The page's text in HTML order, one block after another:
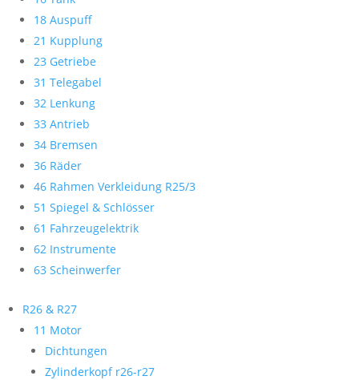
18 Auspuff
21 Kupplung
23 Getriebe
31 Telegabel
32 Lenkung
33 Antrieb
34 Bremsen
36 Räder
46 Rahmen Verkleidung R25/3
51 Spiegel & Schlösser
61 Fahrzeugelektrik
62 Instrumente
63 Scheinwerfer
R26 & R27
11 Motor
Dichtungen
Zylinderkopf r26-r27